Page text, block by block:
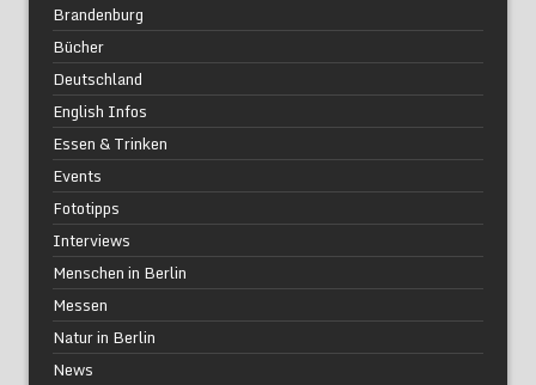
Brandenburg
Bücher
Deutschland
English Infos
Essen & Trinken
Events
Fototipps
Interviews
Menschen in Berlin
Messen
Natur in Berlin
News